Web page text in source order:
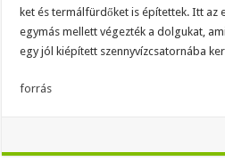
ket és termálfürdőket is építettek. Itt az
egymás mellett végezték a dolgukat,
egy jól kiépített szennyvízcsatornába
forrás